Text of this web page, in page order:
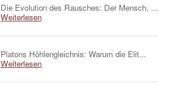
Die Evolution des Rausches: Der Mensch, ...
Weiterlesen
Platons Höhlengleichnis: Warum die Elit...
Weiterlesen